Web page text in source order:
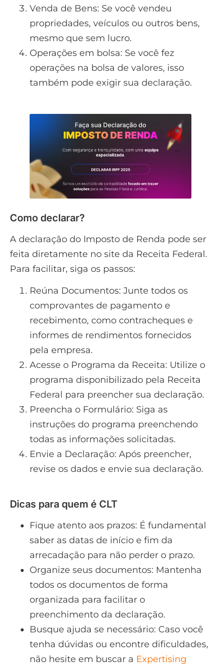
Venda de Bens: Se você vendeu
propriedades, veículos ou outros bens,
mesmo que sem lucro.
Operações em bolsa: Se você fez
operações na bolsa de valores, isso
também pode exigir sua declaração.
Como declarar?
A declaração do Imposto de Renda pode ser
feita diretamente no site da Receita Federal.
Para facilitar, siga os passos:
Reúna Documentos: Junte todos os
comprovantes de pagamento e
recebimento, como contracheques e
informes de rendimentos fornecidos
pela empresa.
Acesse o Programa da Receita: Utilize o
programa disponibilizado pela Receita
Federal para preencher sua declaração.
Preencha o Formulário: Siga as
instruções do programa preenchendo
todas as informações solicitadas.
Envie a Declaração: Após preencher,
revise os dados e envie sua declaração.
Dicas para quem é CLT
Fique atento aos prazos: É fundamental
saber as datas de início e fim da
arrecadação para não perder o prazo.
Organize seus documentos: Mantenha
todos os documentos de forma
organizada para facilitar o
preenchimento da declaração.
Busque ajuda se necessário: Caso você
tenha dúvidas ou encontre dificuldades,
não hesite em buscar a Expertising